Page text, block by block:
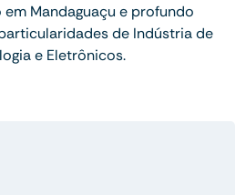
Mandaguaçu e profundo
de Indústria de
e Eletrônicos.